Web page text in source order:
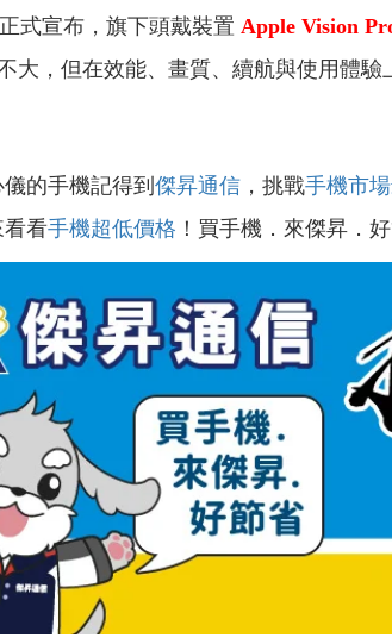
式宣布，旗下頭戴裝置 Apple Vision
大，但在效能、畫質、續航與使用體驗
的手機記得到 傑昇通信 ，挑戰手機市
看看手機超低價格 ！買手機．來傑昇．好